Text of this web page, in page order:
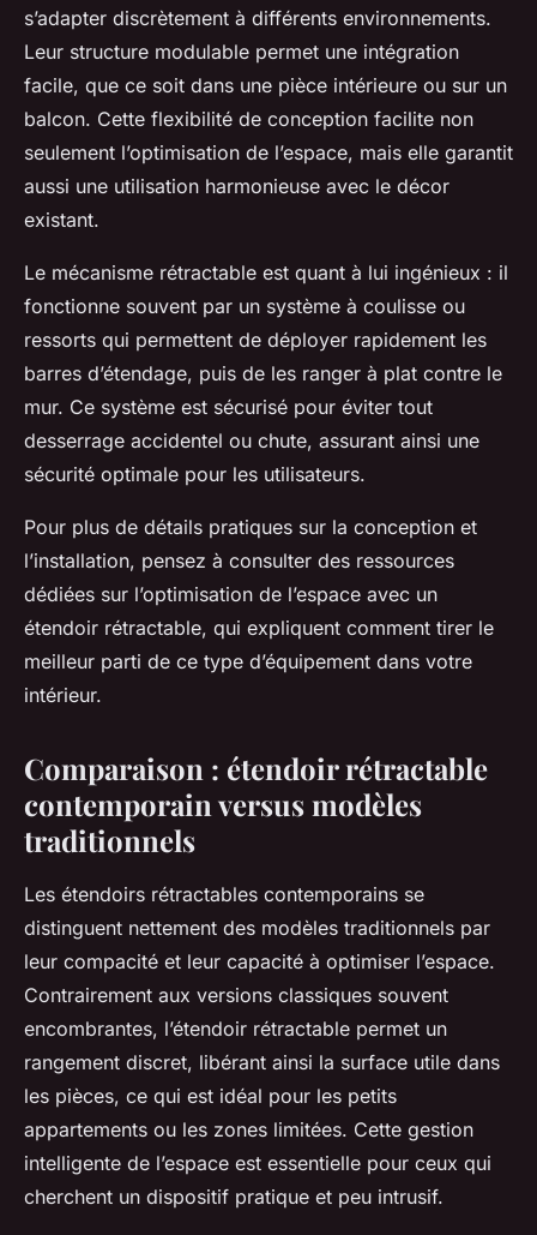
s’adapter discrètement à différents environnements.
Leur structure modulable permet une intégration
facile, que ce soit dans une pièce intérieure ou sur un
balcon. Cette flexibilité de conception facilite non
seulement l’optimisation de l’espace, mais elle garantit
aussi une utilisation harmonieuse avec le décor
existant.
Le mécanisme rétractable est quant à lui ingénieux : il
fonctionne souvent par un système à coulisse ou
ressorts qui permettent de déployer rapidement les
barres d’étendage, puis de les ranger à plat contre le
mur. Ce système est sécurisé pour éviter tout
desserrage accidentel ou chute, assurant ainsi une
sécurité optimale pour les utilisateurs.
Pour plus de détails pratiques sur la conception et
l’installation, pensez à consulter des ressources
dédiées sur l’optimisation de l’espace avec un
étendoir rétractable, qui expliquent comment tirer le
meilleur parti de ce type d’équipement dans votre
intérieur.
Comparaison : étendoir rétractable
contemporain versus modèles
traditionnels
Les étendoirs rétractables contemporains se
distinguent nettement des modèles traditionnels par
leur compacité et leur capacité à optimiser l’espace.
Contrairement aux versions classiques souvent
encombrantes, l’étendoir rétractable permet un
rangement discret, libérant ainsi la surface utile dans
les pièces, ce qui est idéal pour les petits
appartements ou les zones limitées. Cette gestion
intelligente de l’espace est essentielle pour ceux qui
cherchent un dispositif pratique et peu intrusif.